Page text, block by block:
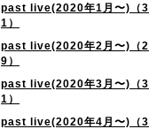
past live(2020年1月〜)（3
1）
past live(2020年2月〜)（2
9）
past live(2020年3月〜)（3
1）
past live(2020年4月〜)（3